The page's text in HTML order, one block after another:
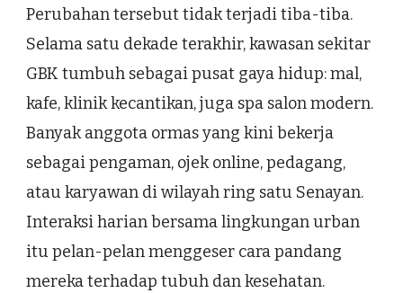
Perubahan tersebut tidak terjadi tiba-tiba.
Selama satu dekade terakhir, kawasan sekitar
GBK tumbuh sebagai pusat gaya hidup: mal,
kafe, klinik kecantikan, juga spa salon modern.
Banyak anggota ormas yang kini bekerja
sebagai pengaman, ojek online, pedagang,
atau karyawan di wilayah ring satu Senayan.
Interaksi harian bersama lingkungan urban
itu pelan-pelan menggeser cara pandang
mereka terhadap tubuh dan kesehatan.